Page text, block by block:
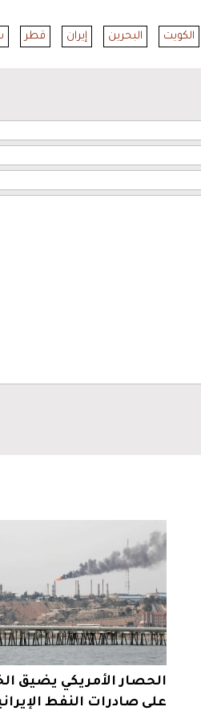
الكويت البحرين إيران قطر
الحصار الأمريكي يضيق
على صادرات النفط